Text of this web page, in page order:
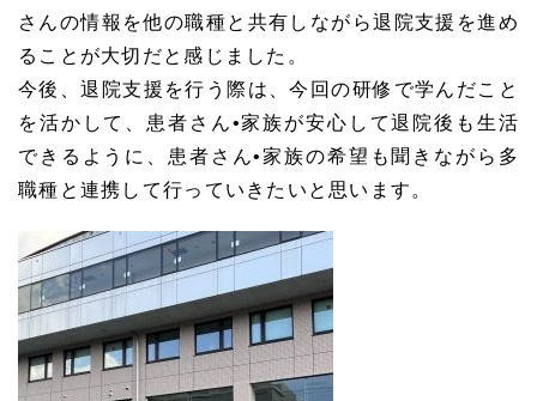
さんの情報を他の職種と共有しながら退院支援を進め
ることが大切だと感じました。
今後、退院支援を行う際は、今回の研修で学んだこと
を活かして、患者さん•家族が安心して退院後も生活
できるように、患者さん•家族の希望も聞きながら多
職種と連携して行っていきたいと思います。